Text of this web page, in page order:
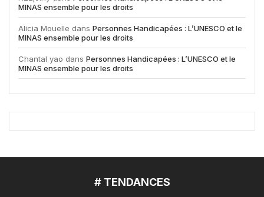
MINAS ensemble pour les droits
Alicia Mouelle dans Personnes Handicapées : L’UNESCO et le
MINAS ensemble pour les droits
Chantal yao dans Personnes Handicapées : L’UNESCO et le
MINAS ensemble pour les droits
# TENDANCES